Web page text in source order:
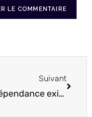
Suivant
La dépendance existentielle